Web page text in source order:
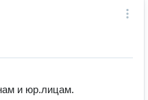
и юр.лицам.